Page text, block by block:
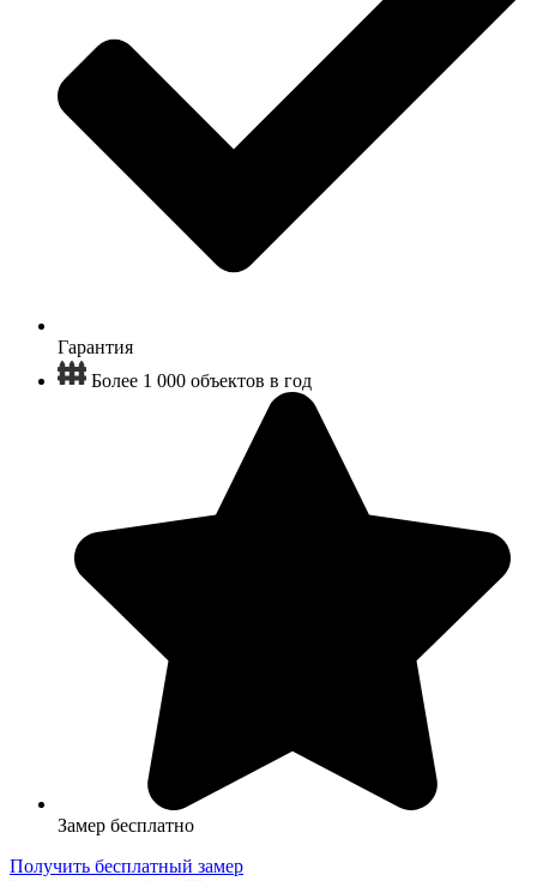
Гарантия
Более 1 000 объектов в год
Замер бесплатно
Получить бесплатный замер